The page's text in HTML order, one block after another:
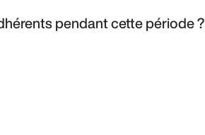
pendant cette période ?